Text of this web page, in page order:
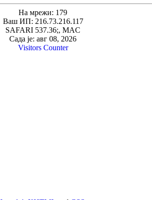
На мрежи: 179
Ваш ИП: 216.73.216.117
SAFARI 537.36;, MAC
Сада је: авг 08, 2026
Visitors Counter